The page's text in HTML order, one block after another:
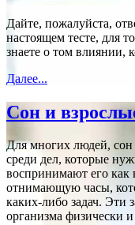
Дайте, пожалуйста,
настоящем тесте, для
знаете о том влиянии,
Далее...
Сон и
Для многих людей, сон
среди дел, которые
воспринимают его как
отнимающую часы,
каких-либо задач. Эти
организма физически